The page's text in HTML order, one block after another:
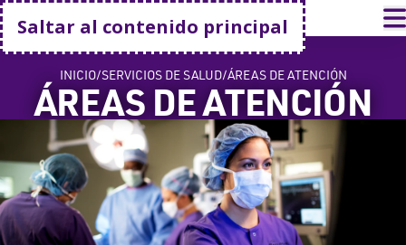
Saltar al contenido principal
Volver a casa
INICIO SERVICIOS DE SALUD ÁREAS DE ATENCIÓN
ÁREAS DE ATENCIÓN